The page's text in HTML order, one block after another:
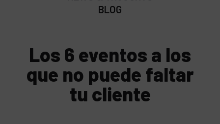
BLOG
Los 6 eventos a los
que no puede faltar
tu cliente